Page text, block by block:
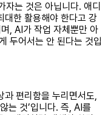
자는 것은 아닙니다. 애디
대한 활용해야 한다고 강
, AI가 작업 자체뿐만 아
두어서는 안 된다는 것입
과 편리함을 누리면서도,
는 것’입니다. 즉, AI를